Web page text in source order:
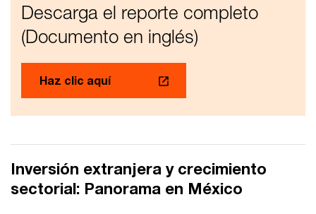
Descarga el reporte completo
(Documento en inglés)
Haz clic aquí
Inversión extranjera y crecimiento
sectorial: Panorama en México